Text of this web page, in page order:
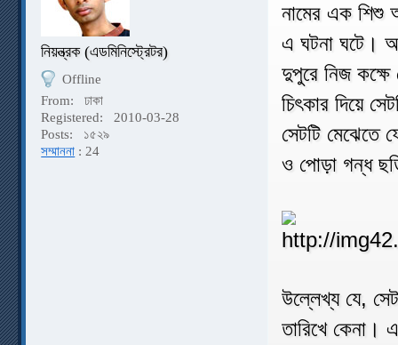
নিয়ন্ত্রক (এডমিনিস্ট্রেটর)
Offline
From:
ঢাকা
Registered:
2010-03-28
Posts:
১৫২৯
সম্মাননা : 24
নামের এক শিশু
এ ঘটনা ঘটে।
দুপুরে নিজ কক্ষে
চিৎকার দিয়ে
সেটটি মেঝেতে
ও পোড়া গন্ধ
উল্লেখ্য যে,
তারিখে কেনা।